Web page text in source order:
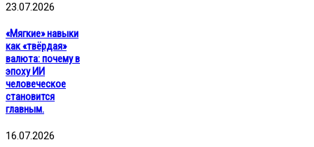
23.07.2026
«Мягкие» навыки
как «твёрдая»
валюта: почему в
эпоху ИИ
человеческое
становится
главным.
16.07.2026